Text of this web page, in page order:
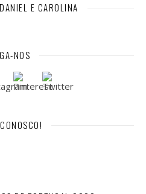
E CAROLINA
NOS